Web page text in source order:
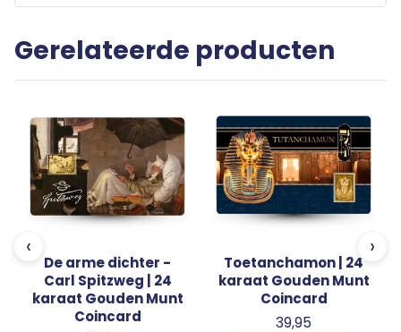
Gerelateerde producten
‹
De arme dichter -
Carl Spitzweg | 24
karaat Gouden Munt
Coincard
Toetanchamon | 24
karaat Gouden Munt
Coincard
39,95
›